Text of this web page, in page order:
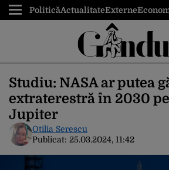
PoliticăActualitateExterne
Studiu: NASA ar putea
extraterestră în 2030
Jupiter
Otilia Serescu
Publicat: 25.03.2024, 11:42